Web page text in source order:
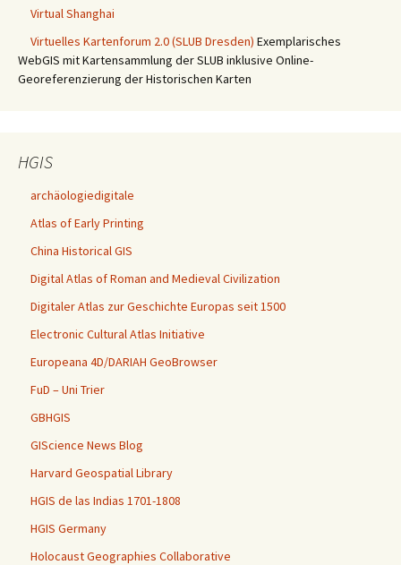
Virtual Shanghai
Virtuelles Kartenforum 2.0 (SLUB Dresden) Exemplarisches
WebGIS mit Kartensammlung der SLUB inklusive Online-
Georeferenzierung der Historischen Karten
HGIS
archäologiedigitale
Atlas of Early Printing
China Historical GIS
Digital Atlas of Roman and Medieval Civilization
Digitaler Atlas zur Geschichte Europas seit 1500
Electronic Cultural Atlas Initiative
Europeana 4D/DARIAH GeoBrowser
FuD – Uni Trier
GBHGIS
GIScience News Blog
Harvard Geospatial Library
HGIS de las Indias 1701-1808
HGIS Germany
Holocaust Geographies Collaborative